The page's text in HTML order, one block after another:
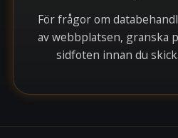
För frågor om
av webbplatsen, granska
sidfoten innan du